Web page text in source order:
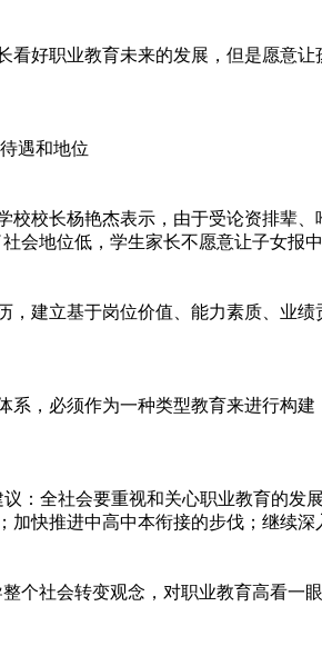
职业教育未来的发展，但是愿意让
遇和地位
长杨艳杰表示，由于受论资排辈、
会地位低，学生家长不愿意让子女
立基于岗位价值、能力素质、业绩
必须作为一种类型教育来进行构建
全社会要重视和关心职业教育的发
快推进中高中本衔接的步伐；继续
社会转变观念，对职业教育高看一